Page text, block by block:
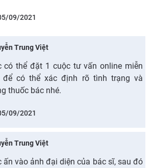
09/2021
Trung Việt
có thể đặt 1 cuộc tư vấn online miễn
để có thể xác định rõ tình trạng và
thuốc bác nhé.
09/2021
Trung Việt
ấn vào ảnh đại diện của bác sĩ, sau đó